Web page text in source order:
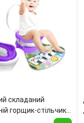
складаний
горщик-стільчик